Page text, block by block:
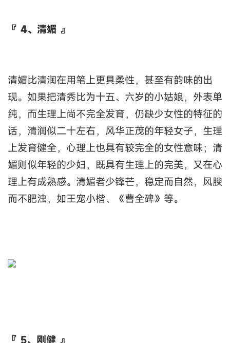
『 4、清媚 』
清媚比清润在用笔上更具柔性，甚至有韵味的出
现。如果把清秀比为十五、六岁的小姑娘，外表单
纯，而生理上尚不完全发育，仍缺少女性的特征的
话，清润似二十左右，风华正茂的年轻女子，生理
上发育健全，心理上也具有较完全的女性意味；清
媚则似年轻的少妇，既具有生理上的完美，又在心
理上有成熟感。清媚者少锋芒，稳定而自然，风腴
而不肥浊，如王宠小楷、《曹全碑》等。
『 5、刚健 』